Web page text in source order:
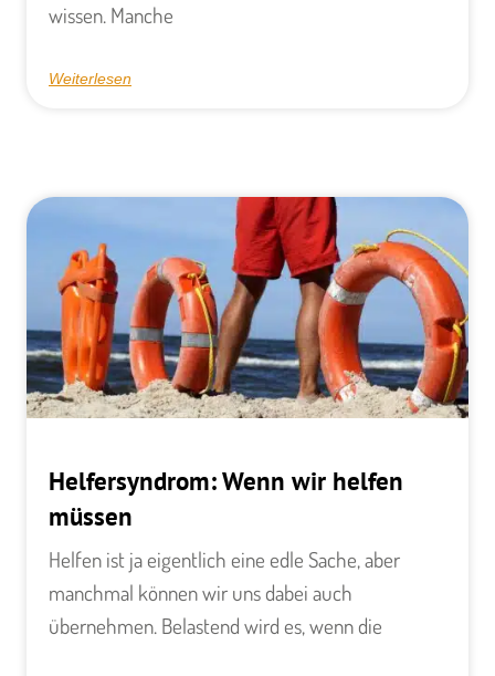
wissen. Manche
Weiterlesen
Helfersyndrom: Wenn wir helfen
müssen
Helfen ist ja eigentlich eine edle Sache, aber
manchmal können wir uns dabei auch
übernehmen. Belastend wird es, wenn die